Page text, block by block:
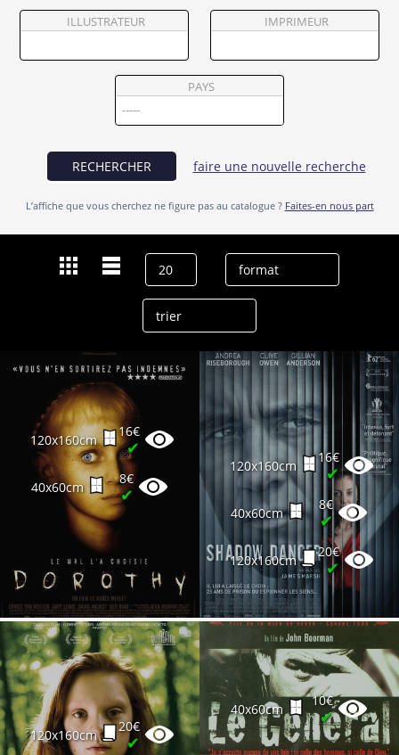
Vendre
ILLUSTRATEUR IMPRIMEUR
PAYS
RECHERCHER faire une nouvelle recherche
L’affiche que vous cherchez ne figure pas au catalogue ? Faites-en nous part
120x160cm
16€
✔
40x60cm
8€
✔
120x160cm
16€
✔
40x60cm
8€
✔
120x160cm
20€
✔
120x160cm
20€
✔
40x60cm
10€
✔